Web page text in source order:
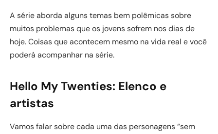
A série aborda alguns temas bem polêmicas sobre
muitos problemas que os jovens sofrem nos dias de
hoje. Coisas que acontecem mesmo na vida real e você
poderá acompanhar na série.
Hello My Twenties: Elenco e
artistas
Vamos falar sobre cada uma das personagens “sem